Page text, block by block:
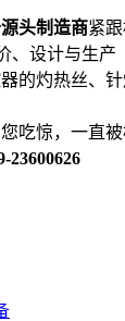
头制造商紧
、设计与生产
的灼热丝、针
吃惊，一直被
23600626